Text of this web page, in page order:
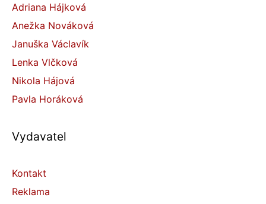
Adriana Hájková
Anežka Nováková
Januška Václavík
Lenka Vlčková
Nikola Hájová
Pavla Horáková
Vydavatel
Kontakt
Reklama